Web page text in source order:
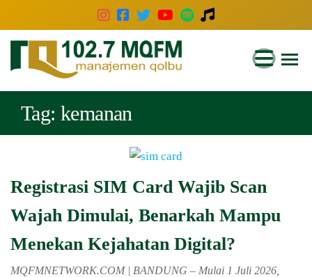
MQFM
–
Keluarga
Indonesia
Indonesia
Tag: kemanan
Registrasi SIM Card Wajib Scan
Wajah Dimulai, Benarkah Mampu
Menekan Kejahatan Digital?
MQFMNETWORK.COM | BANDUNG – Mulai 1 Juli 2026,